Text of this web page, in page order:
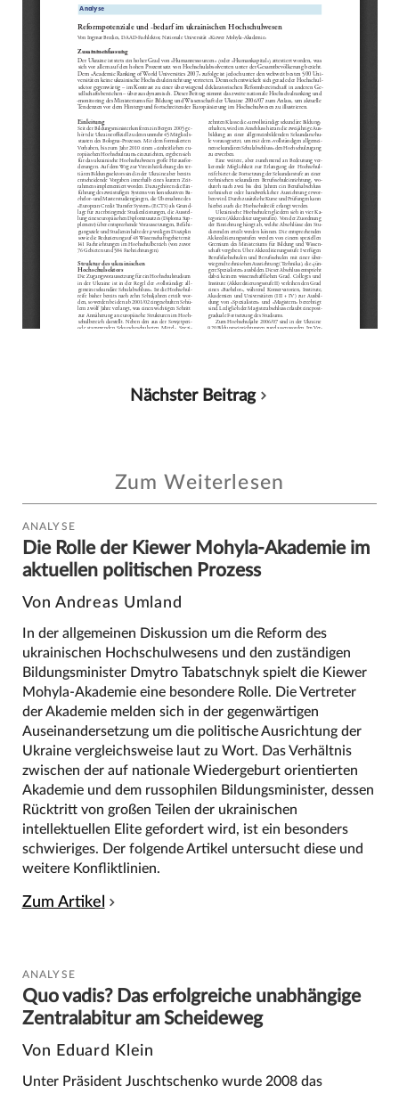
Nächster Beitrag
Zum Weiterlesen
ANALYSE
Die Rolle der Kiewer Mohyla-Akademie im
aktuellen politischen Prozess
Von Andreas Umland
In der allgemeinen Diskussion um die Reform des
ukrainischen Hochschulwesens und den zuständigen
Bildungsminister Dmytro Tabatschnyk spielt die Kiewer
Mohyla-Akademie eine besondere Rolle. Die Vertreter
der Akademie melden sich in der gegenwärtigen
Auseinandersetzung um die politische Ausrichtung der
Ukraine vergleichsweise laut zu Wort. Das Verhältnis
zwischen der auf nationale Wiedergeburt orientierten
Akademie und dem russophilen Bildungsminister, dessen
Rücktritt von großen Teilen der ukrainischen
intellektuellen Elite gefordert wird, ist ein besonders
schwieriges. Der folgende Artikel untersucht diese und
weitere Konfliktlinien.
Zum Artikel
ANALYSE
Quo vadis? Das erfolgreiche unabhängige
Zentralabitur am Scheideweg
Von Eduard Klein
Unter Präsident Juschtschenko wurde 2008 das